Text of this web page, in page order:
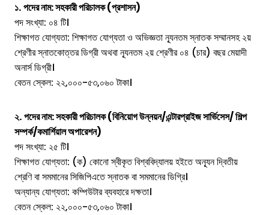
১.পদের নাম: সহকারী পরিচালক (প্রশাসন)
পদ সংখ্যা: ০৪ টি।
শিক্ষাগত যোগ্যতা: শিক্ষাগত যোগ্যতা ও অভিজ্ঞতা ন্যূনতম স্নাতক সম্মানসহ ২য়
শ্রেণীর স্নাতকোত্তর ডিগ্রী অথবা ন্যূনতম ২য় শ্রেণীর ০৪ (চার) বছর মেয়াদী
অনার্স ডিগ্রী।
বেতন স্কেল: ২২,০০০-৫৩,০৬০ টাকা।
২.পদের নাম: সহকারী পরিচালক (বিনিয়োগ উন্নয়ন/এন্টারপ্রাইজ সার্ভিসেস/ শিল্প
সম্পর্ক/কমার্শিয়াল অপারেশন)
পদ সংখ্যা: ২৫ টি।
শিক্ষাগত যোগ্যতা: (ক) কোনো স্বীকৃত বিশ্ববিদ্যালয় হইতে অন্যূন দ্বিতীয়
শ্রেণি বা সমমানের সিজিপিএতে স্নাতক বা সমমানের ডিগ্রি।
অন্যান্য যোগ্যতা: কম্পিউটার ব্যবহারে দক্ষতা।
বেতন স্কেল: ২২,০০০-৫৩,০৬০ টাকা।